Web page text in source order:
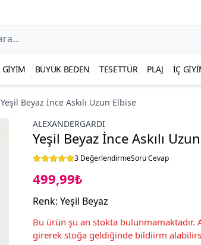
GIYIM BÜYÜK BEDEN TESETTÜR PLAJ İÇ
Yeşil Beyaz İnce Askılı Uzun Elbise
ALEXANDERGARDI
Yeşil Beyaz İnce Askılı
3 DeğerlendirmeSoru Cevap
499,99₺
Renk: Yeşil Beyaz
Bu ürün şu an stokta bulunmamaktadır.
girerek stoğa geldiğinde bildiirm